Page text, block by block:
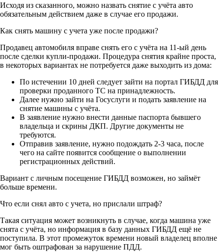
Исходя из сказанного, можно назвать снятие с учёта авто
обязательным действием даже в случае его продажи.
Как снять машину с учета уже после продажи?
Продавец автомобиля вправе снять его с учёта на 11-ый день
после сделки купли-продажи. Процедура снятия крайне проста,
в некоторых вариантах не потребуется даже выходить из дома:
По истечении 10 дней следует зайти на портал ГИБДД для
проверки проданного ТС на принадлежность.
Далее нужно зайти на Госуслуги и подать заявление на
снятие машины с учёта.
В заявление нужно внести данные паспорта бывшего
владельца и скрины ДКП. Другие документы не
требуются.
Отправив заявление, нужно подождать 2-3 часа, после
чего на сайте появится сообщение о выполнении
регистрационных действий.
Вариант с личным посещение ГИБДД возможен, но займёт
больше времени.
Что если снял авто с учета, но прислали штраф?
Такая ситуация может возникнуть в случае, когда машина уже
снята с учёта, но информация в базу данных ГИБДД ещё не
поступила. В этот промежуток времени новый владелец вполне
мог быть оштрафован за нарушение ПДД.